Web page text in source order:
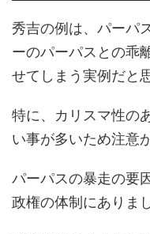
秀吉の例は、パーパ
ーのパーパスとの乖
せてしまう実例だと
特に、カリスマ性の
い事が多いため注意
パーパスの暴走の要
政権の体制にありま